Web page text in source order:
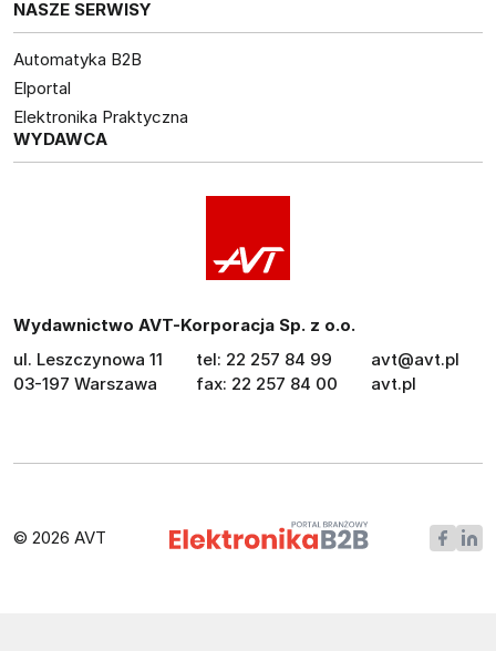
NASZE SERWISY
Automatyka B2B
Elportal
Elektronika Praktyczna
WYDAWCA
Wydawnictwo AVT-Korporacja Sp. z o.o.
ul. Leszczynowa 11
03-197 Warszawa
tel: 22 257 84 99
fax: 22 257 84 00
avt@avt.pl
avt.pl
© 2026 AVT